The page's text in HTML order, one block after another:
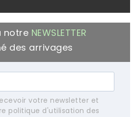
notre NEWSLETTER
des arrivages
votre newsletter et
politique d'utilisation des